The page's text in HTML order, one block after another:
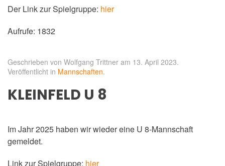
Der Link zur Spielgruppe: hier
Aufrufe: 1832
Geschrieben von Wolfgang Trittner am 13. April 2023.
Veröffentlicht in Mannschaften.
KLEINFELD U 8
Im Jahr 2025 haben wir wieder eine U 8-Mannschaft
gemeldet.
Link zur Spielgruppe: hier